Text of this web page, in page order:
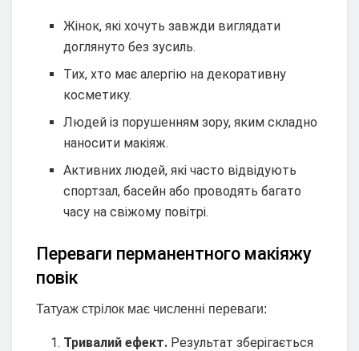
Жінок, які хочуть завжди виглядати
доглянуто без зусиль.
Тих, хто має алергію на декоративну
косметику.
Людей із порушенням зору, яким складно
наносити макіяж.
Активних людей, які часто відвідують
спортзал, басейн або проводять багато
часу на свіжому повітрі.
Переваги перманентного макіяжу
повік
Татуаж стрілок має численні переваги:
Тривалий ефект. Результат зберігається